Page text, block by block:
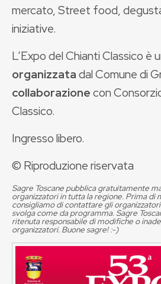
mercato, Street food,
iniziative.
L’Expo del Chianti Classico è
organizzatadal Comune di
collaborazionecon
Classico.
Ingresso libero.
© Riproduzione riservata
Sagre Toscane pubblica gratuitamente
organizzatori in tutta la regione. Prima di
consigliamo di contattare gli
svolga come da programma. Sagre
ritenuta responsabile di modifiche o
organizzatori. Buone sagre! :-)